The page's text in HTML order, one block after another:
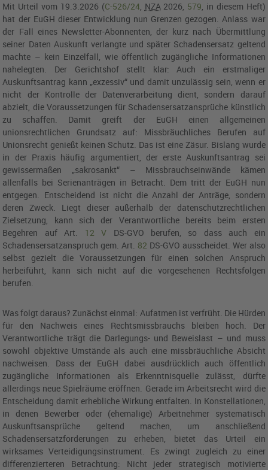
Mit Urteil vom 19.3.2026 (C-526/24, NZA2026, 579, in diesem Heft)
hat der EuGH dieser Entwicklung nun Grenzen gezogen. Anlass war
der Fall eines Newsletter-Abonnenten, der kurz nach Übermittlung
seiner Daten Auskunft verlangte und später Schadensersatz geltend
machte – kein Einzelfall, wie öffentlich zugängliche Informationen
nahelegten. Der Gerichtshof stellt klar: Auch ein erstmaliger
Auskunftsantrag kann „exzessiv“ und damit unzulässig sein, wenn er
nicht der Kontrolle der Datenverarbeitung dient, sondern darauf
abzielt, die Voraussetzungen für Schadensersatzansprüche künstlich
zu schaffen. Damit greift der EuGH einen allgemeinen
unionsrechtlichen Grundsatz auf: Missbräuchliches Berufen auf
Unionsrecht genießt keinen Schutz. Das ist eine Zäsur. Bislang wurde
in der Praxis häufig argumentiert, der erste Auskunftsantrag sei
gewissermaßen „sakrosankt“ – Missbrauchseinwände kämen
allenfalls bei Serienanträgen in Betracht. Dem tritt der EuGH nun
entgegen. Entscheidend ist nicht die Anzahl der Anträge, sondern
deren Zweck. Liegt dieser außerhalb der datenschutzrechtlichen
Zielsetzung, kann sich der Verantwortliche bereits beim ersten
Begehren aufArt. 12 V DS-GVO berufen, so dass auch ein
Schadensersatzanspruch gem.Art. 82 DS-GVO ausscheidet. Wer also
selbst gezielt die Voraussetzungen für einen solchen Anspruch
herbeiführt, kann sich nicht auf die vorgesehenen Rechtsfolgen
berufen.
Was folgt daraus? Zunächst einmal: Aufatmen ist verfrüht. Die Hürden
für den Nachweis eines Rechtsmissbrauchs bleiben hoch. Der
Verantwortliche trägt die Darlegungs- und Beweislast – und muss
sowohl objektive Umstände als auch eine missbräuchliche Absicht
nachweisen. Dass der EuGH dabei ausdrücklich auch öffentlich
zugängliche Informationen als Erkenntnisquelle zulässt, dürfte
allerdings neue Spielräume eröffnen. Gerade im Arbeitsrecht wird die
Entscheidung damit erhebliche Wirkung entfalten. In Konstellationen,
in denen Bewerber oder (ehemalige) Arbeitnehmer systematisch
Auskunftsansprüche geltend machen, um anschließend
Schadensersatzforderungen zu erheben, bietet das Urteil ein
wirksames Verteidigungsinstrument. Es zwingt zugleich zu einer
differenzierteren Betrachtung: Nicht jeder strategisch motivierte